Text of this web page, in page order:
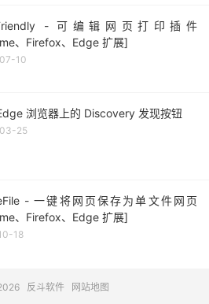
- 可编辑网页打印插件
、Firefox、Edge 扩展]
10
浏览器上的 Discovery 发现按钮
25
- 一键将网页保存为单文件网页
、Firefox、Edge 扩展]
18
反斗软件 网站地图